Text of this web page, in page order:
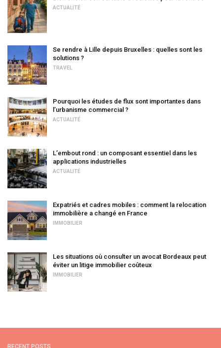
ACTUALITÉ
Se rendre à Lille depuis Bruxelles : quelles sont les
solutions ?
TRAVEL
Pourquoi les études de flux sont importantes dans
l’urbanisme commercial ?
ACTUALITÉ
L’embout rond : un composant essentiel dans les
applications industrielles
ACTUALITÉ
Expatriés et cadres mobiles : comment la relocation
immobilière a changé en France
IMMOBILIER
Les situations où consulter un avocat Bordeaux peut
éviter un litige immobilier coûteux
IMMOBILIER
RECENT POSTS